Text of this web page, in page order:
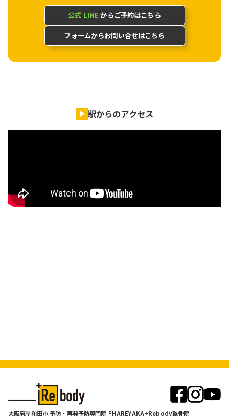
公式 LINE からご予約はこちら
フォームからお問い合せはこちら
駅からのアクセス
大阪府岸和田市 予防・再発予防専門院 ®HAREYAKA+Rebody整骨院